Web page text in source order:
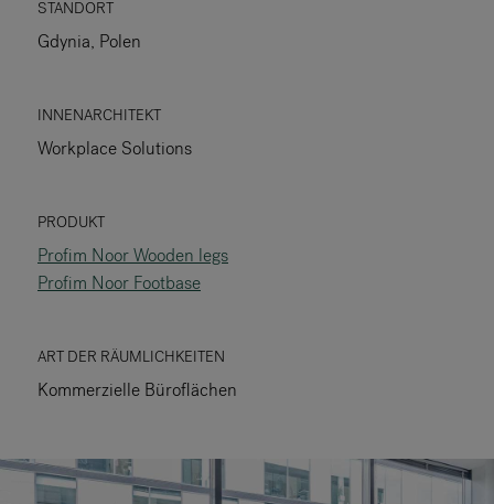
Nachhaltigkeit
Downloadbereich
STANDORT
Gdynia, Polen
INNENARCHITEKT
Workplace Solutions
PRODUKT
Profim Noor Wooden legs
Profim Noor Footbase
ART DER RÄUMLICHKEITEN
Kommerzielle Büroflächen